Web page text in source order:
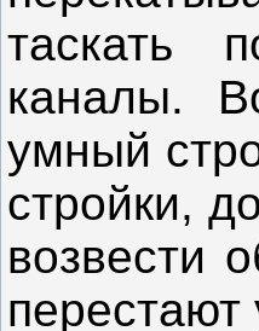
таскать
каналы.
умный
стройки,
возвести